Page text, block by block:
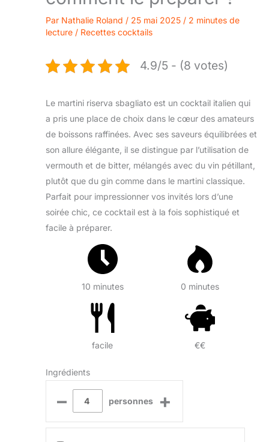
Par Nathalie Roland / 25 mai 2025 / 2 minutes de
lecture / Recettes cocktails
4.9/5 - (8 votes)
Le martini riserva sbagliato est un cocktail italien qui
a pris une place de choix dans le cœur des amateurs
de boissons raffinées. Avec ses saveurs équilibrées et
son allure élégante, il se distingue par l’utilisation de
vermouth et de bitter, mélangés avec du vin pétillant,
plutôt que du gin comme dans le martini classique.
Parfait pour impressionner vos invités lors d’une
soirée chic, ce cocktail est à la fois sophistiqué et
facile à préparer.
10 minutes 0 minutes
facile €€
Ingrédients
– personnes +